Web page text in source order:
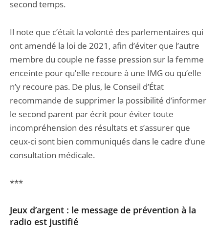
second temps.
Il note que c’était la volonté des parlementaires qui
ont amendé la loi de 2021, afin d’éviter que l’autre
membre du couple ne fasse pression sur la femme
enceinte pour qu’elle recoure à une IMG ou qu’elle
n’y recoure pas. De plus, le Conseil d’État
recommande de supprimer la possibilité d’informer
le second parent par écrit pour éviter toute
incompréhension des résultats et s’assurer que
ceux-ci sont bien communiqués dans le cadre d’une
consultation médicale.
***
Jeux d’argent : le message de prévention à la
radio est justifié